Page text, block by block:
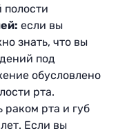
полости
если вы
знать, что вы
под
обусловлено
рта.
раком рта и губ
Если вы